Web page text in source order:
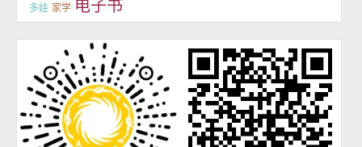
多娃 家学 电子书